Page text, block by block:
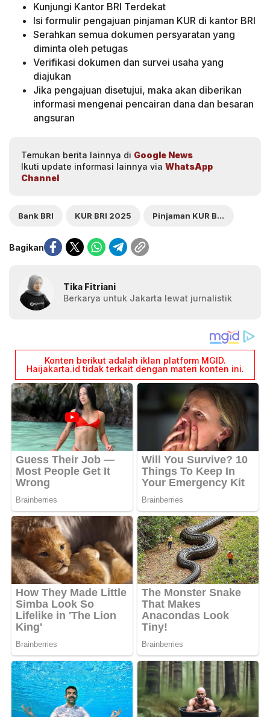
Kunjungi Kantor BRI Terdekat
Isi formulir pengajuan pinjaman KUR di kantor BRI
Serahkan semua dokumen persyaratan yang
diminta oleh petugas
Verifikasi dokumen dan survei usaha yang
diajukan
Jika pengajuan disetujui, maka akan diberikan
informasi mengenai pencairan dana dan besaran
angsuran
Temukan berita lainnya di Google News
Ikuti update informasi lainnya via WhatsApp
Channel
Bank BRI KUR BRI 2025 Pinjaman KUR BRI 2025
Bagikan
Tika Fitriani
Berkarya untuk Jakarta lewat jurnalistik